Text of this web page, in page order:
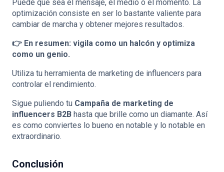
Puede que sea el mensaje, el medio o el momento. La
optimización consiste en ser lo bastante valiente para
cambiar de marcha y obtener mejores resultados.
👉 En resumen: vigila como un halcón y optimiza
como un genio.
Utiliza tu herramienta de marketing de influencers para
controlar el rendimiento.
Sigue puliendo tu Campaña de marketing de
influencers B2B hasta que brille como un diamante. Así
es como conviertes lo bueno en notable y lo notable en
extraordinario.
Conclusión